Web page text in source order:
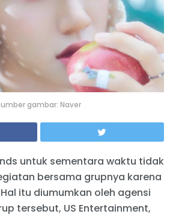
gambar: Naver
untuk sementara waktu tidak
bersama grupnya karena
Hal itu diumumkan oleh agensi
tersebut, US Entertainment,